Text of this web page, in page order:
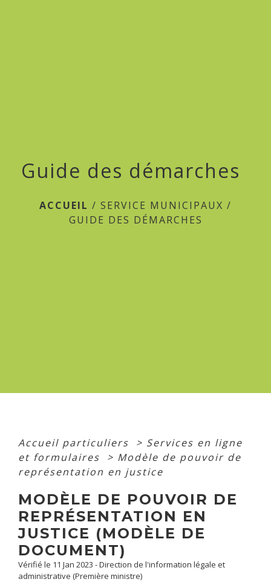
Guide des démarches
ACCUEIL / SERVICE MUNICIPAUX /
GUIDE DES DÉMARCHES
Accueil particuliers > Services en ligne
et formulaires
> Modèle de pouvoir de
représentation en justice
MODÈLE DE POUVOIR DE
REPRÉSENTATION EN
JUSTICE (MODÈLE DE
DOCUMENT)
Vérifié le 11 Jan 2023 - Direction de l'information légale et
administrative (Première ministre)